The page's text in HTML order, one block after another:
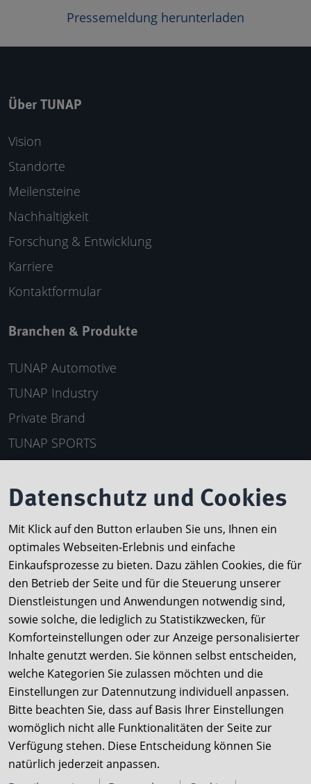
Pressemeldung herunterladen
Über TUNAP
Vision
Standorte
Meilensteine
Nachhaltigkeit
Forschung & Entwicklung
Karriere
Kontaktformular
Branchen & Produkte
TUNAP Automotive
TUNAP Industry
Private Brand
TUNAP SPORTS
Folgen Sie uns
LinkedIn
Instagram
YouTube
Online-Shops
B2B-Shop
TUNAP SPORTS B2C-Shop
Wir setzen uns für eine barrierefreie Nutzung
unserer Website ein und arbeiten kontinuierlich an
deren Verbesserung.
Datenschutz und Cookies
Mit Klick auf den Button erlauben Sie uns, Ihnen ein
optimales Webseiten-Erlebnis und einfache
Einkaufsprozesse zu bieten. Dazu zählen Cookies, die für
den Betrieb der Seite und für die Steuerung unserer
Dienstleistungen und Anwendungen notwendig sind,
sowie solche, die lediglich zu Statistikzwecken, für
Komforteinstellungen oder zur Anzeige personalisierter
Inhalte genutzt werden. Sie können selbst entscheiden,
welche Kategorien Sie zulassen möchten und die
Einstellungen zur Datennutzung individuell anpassen.
Bitte beachten Sie, dass auf Basis Ihrer Einstellungen
womöglich nicht alle Funktionalitäten der Seite zur
Verfügung stehen. Diese Entscheidung können Sie
natürlich jederzeit anpassen.